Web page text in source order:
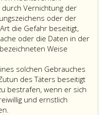
Vernichtung der
oder der
die Gefahr beseitigt,
oder die Daten in der
Weise
solchen Gebrauches
des Täters beseitigt
bestrafen, wenn er sich
und ernstlich